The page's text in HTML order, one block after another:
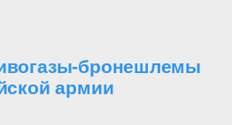
бронешлемы
армии